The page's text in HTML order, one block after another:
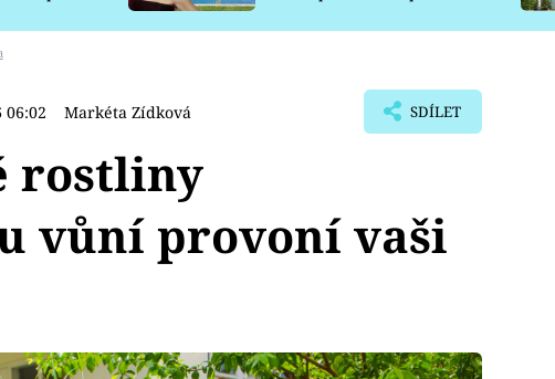
06:02 Markéta Zídková SDÍLET
rostliny
vůní provoní vaši